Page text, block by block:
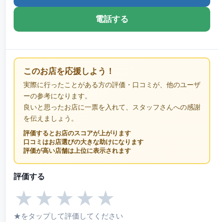
電話する
このお店を応援しよう！
実際に行ったことがある方の評価・口コミが、他のユーザ
ーの参考になります。
良いと思ったお店に一票を入れて、スタッフさんへの感謝
を伝えましょう。
評価するとお店のスコアが上がります
口コミはお店選びの大きな助けになります
評価が高い店舗は上位に表示されます
評価する
★ ★ ★ ★ ★
★をタップして評価してください